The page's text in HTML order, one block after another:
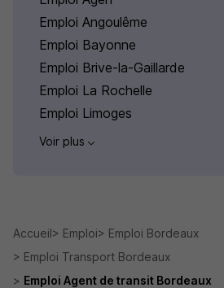
Emploi Angoulême
Emploi Bayonne
Emploi Brive-la-Gaillarde
Emploi La Rochelle
Emploi Limoges
Voir plus
Accueil Emploi
Emploi Bordeaux
Emploi Transport Bordeaux
Emploi Agent de transit Bordeaux